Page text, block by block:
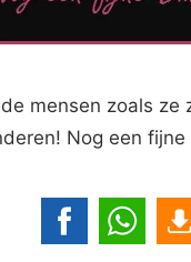
mensen zoals ze
Nog een fijne